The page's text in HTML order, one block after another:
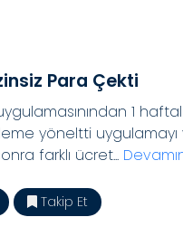
Para Çekti
1
yöneltti
farklı ücret...
Takip Et